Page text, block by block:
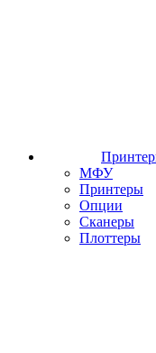
МФУ
Принтеры
Опции
Сканеры
Плоттеры